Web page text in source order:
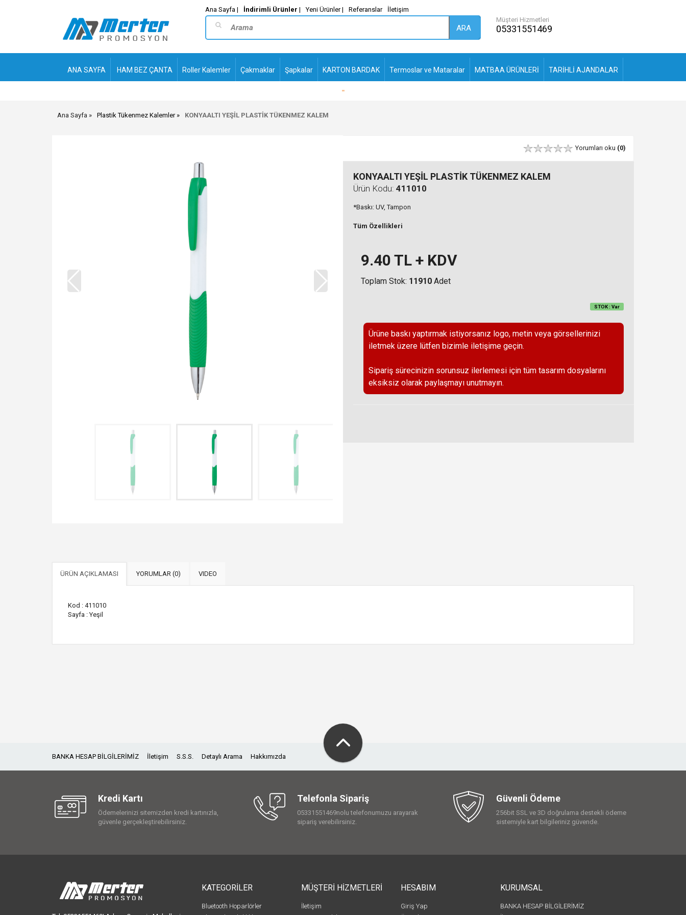
Ana Sayfa | İndirimli Ürünler | Yeni Ürünler | Referanslar İletişim
ARA
Müşteri Hizmetleri
05331551469
ANA SAYFA HAM BEZ ÇANTA Roller Kalemler Çakmaklar Şapkalar KARTON BARDAK Termoslar ve Mataralar MATBAA ÜRÜNLERİ TARİHLİ AJANDALAR
PLASTİK TÜKENMEZ
M_
Ana Sayfa Plastik Tükenmez Kalemler KONYAALTI YEŞİL PLASTİK TÜKENMEZ KALEM
Yorumları oku (0)
KONYAALTI YEŞİL PLASTİK TÜKENMEZ KALEM
Ürün Kodu: 411010
*Baskı: UV, Tampon
Tüm Özellikleri
9.40 TL + KDV
Toplam Stok: 11910 Adet
STOK : Var
Ürüne baskı yaptırmak istiyorsanız logo, metin veya görsellerinizi
iletmek üzere lütfen bizimle iletişime geçin.
Sipariş sürecinizin sorunsuz ilerlemesi için tüm tasarım dosyalarını
eksiksiz olarak paylaşmayı unutmayın.
ÜRÜN AÇIKLAMASI YORUMLAR (0) VIDEO
Kod : 411010
Sayfa : Yeşil
BANKA HESAP BİLGİLERİMİZ İletişim S.S.S. Detaylı Arama Hakkımızda
Kredi Kartı
Ödemelerinizi sitemizden kredi kartınızla,
güvenle gerçekleştirebilirsiniz.
Telefonla Sipariş
05331551469nolu telefonumuzu arayarak
sipariş verebilirsiniz.
Güvenli Ödeme
256bit SSL ve 3D doğrulama destekli ödeme
sistemiyle kart bilgileriniz güvende.
KATEGORİLER
Bluetooth Hoparlörler
MÜŞTERİ HİZMETLERİ
İletişim
HESABIM
Giriş Yap
KURUMSAL
BANKA HESAP BİLGİLERİMİZ